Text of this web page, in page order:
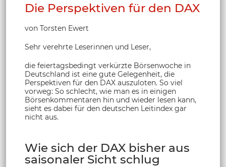
Die Perspektiven für den DAX
von Torsten Ewert
Sehr verehrte Leserinnen und Leser,
die feiertagsbedingt verkürzte Börsenwoche in
Deutschland ist eine gute Gelegenheit, die
Perspektiven für den DAX auszuloten. So viel
vorweg: So schlecht, wie man es in einigen
Börsenkommentaren hin und wieder lesen kann,
sieht es dabei für den deutschen Leitindex gar
nicht aus.
Wie sich der DAX bisher aus
saisonaler Sicht schlug